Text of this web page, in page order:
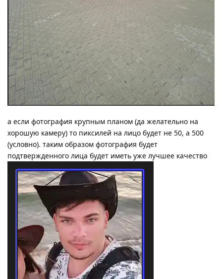
а если фотография крупным планом (да желательно на
хорошую камеру) то пиксилей на лицо будет не 50, а 500
(условно). таким образом фотография будет
подтвержденного лица будет иметь уже лучшее качество